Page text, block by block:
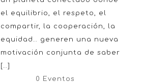
el equilibrio, el respeto, el
compartir, la cooperación, la
equidad… generen una nueva
motivación conjunta de saber
[…]
0 Eventos